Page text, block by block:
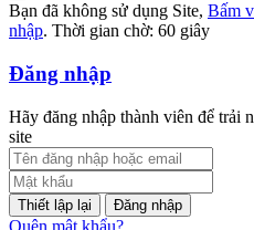
Bạn đã không sử dụng Site, Bấm
nhập. Thời gian chờ: 60 giây
Đăng nhập
Hãy đăng nhập thành viên để trải
site
Đăng nhập
Quên mật khẩu?